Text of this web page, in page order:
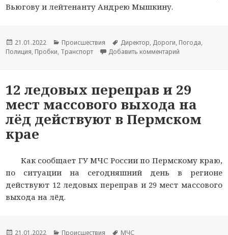
Вьюгову и лейтенанту Андрею Мышкину.
Опубликовано
21.01.2022 Рубрики
Происшествия Метки
Директор, Дороги, Погода,
Полиция, Пробки, Транспорт Добавить комментарий
12 ледовых переправ и 29
мест массового выхода на
лёд действуют в Пермском
крае
Как сообщает ГУ МЧС России по Пермскому краю,
по ситуации на сегодняшний день в регионе
действуют 12 ледовых переправ и 29 мест массового
выхода на лёд.
Опубликовано
21.01.2022 Рубрики
Происшествия Метки
МЧС